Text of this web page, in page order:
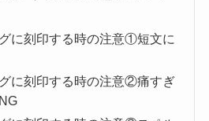
に刻印する時の注意①短文に
に刻印する時の注意②痛すぎ